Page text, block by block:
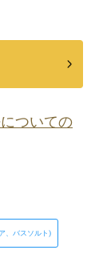
ついての
、バスソルト)